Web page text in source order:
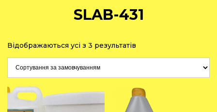
SLAB-431
Відображаються усі з 3 результатів